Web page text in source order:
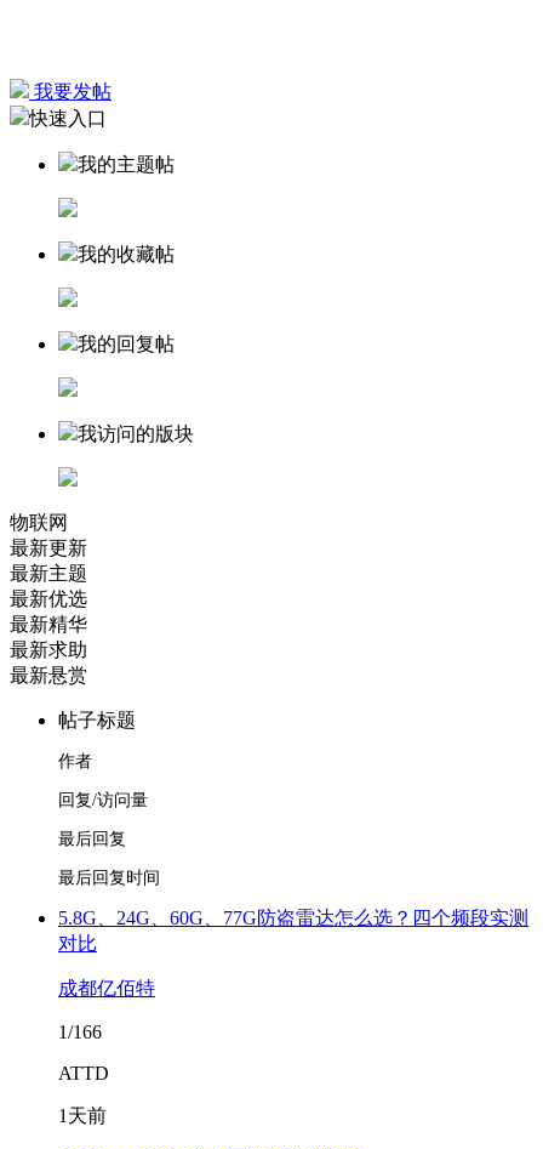
我要发帖
快速入口
我的主题帖
我的收藏帖
我的回复帖
我访问的版块
物联网
最新更新
最新主题
最新优选
最新精华
最新求助
最新悬赏
帖子标题
作者
回复/访问量
最后回复
最后回复时间
5.8G、24G、60G、77G防盗雷达怎么选？四个频段实测
对比
成都亿佰特
1/166
ATTD
1天前